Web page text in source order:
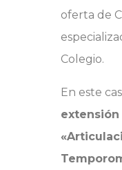
oferta de
Colegio.
En este